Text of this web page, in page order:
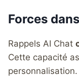
Forces
Rappels AI Chat
Cette capacité